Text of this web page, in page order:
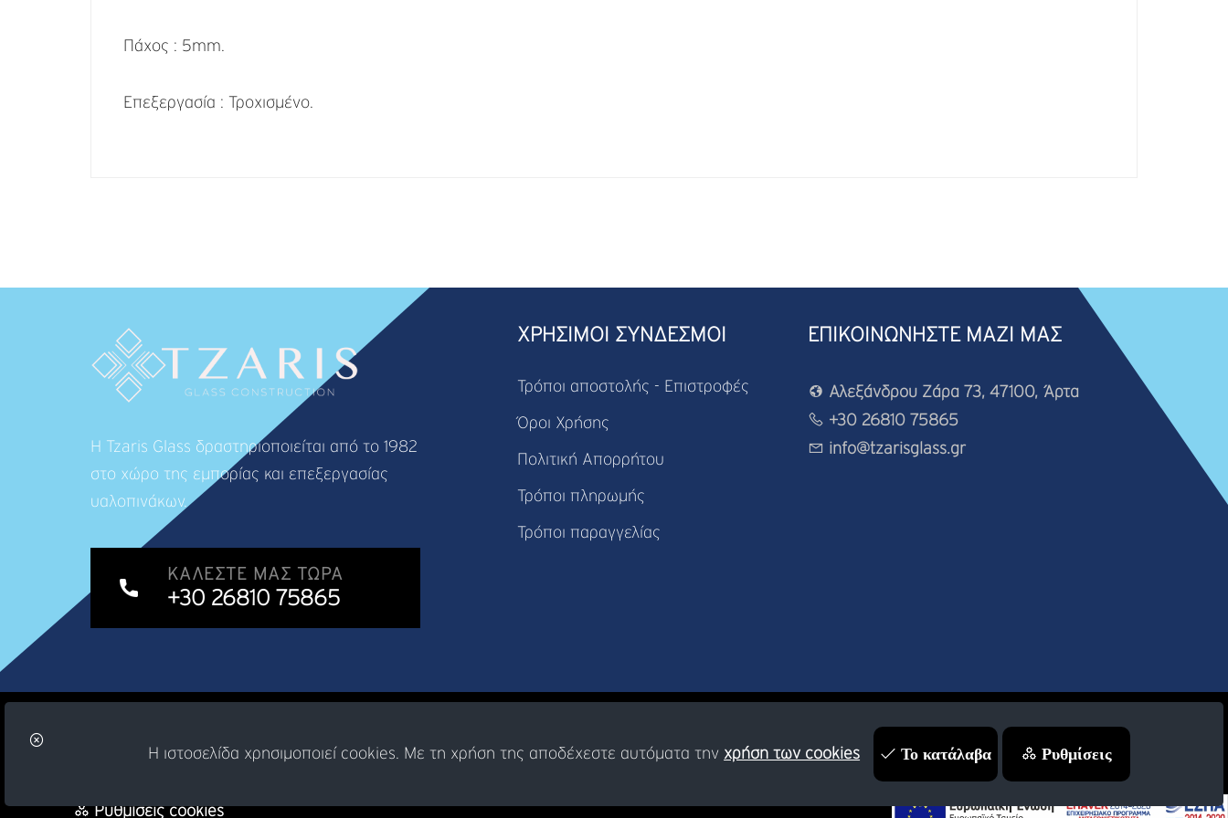
Πάχος : 5mm.
Επεξεργασία : Τροχισμένο.
Η Tzaris Glass δραστηριοποιείται από το 1982
στο χώρο της εμπορίας και επεξεργασίας
υαλοπινάκων.
ΚΑΛΈΣΤΕ ΜΑΣ ΤΏΡΑ
+30 26810 75865
ΧΡΗΣΙΜΟΙ ΣΥΝΔΕΣΜΟΙ
Τρόποι αποστολής - Επιστροφές
Όροι Χρήσης
Πολιτική Απορρήτου
Τρόποι πληρωμής
Τρόποι παραγγελίας
ΕΠΙΚΟΙΝΩΝΗΣΤΕ ΜΑΖΙ ΜΑΣ
Αλεξάνδρου Ζάρα 73, 47100, Άρτα
+30 26810 75865
info@tzarisglass.gr
© Copyright 2026 - artinorama.gr
Ρυθμίσεις cookies
Η ιστοσελίδα χρησιμοποιεί cookies. Με τη χρήση της αποδέχεστε αυτόματα την χρήση των cookies Το κατάλαβα Ρυθμίσεις